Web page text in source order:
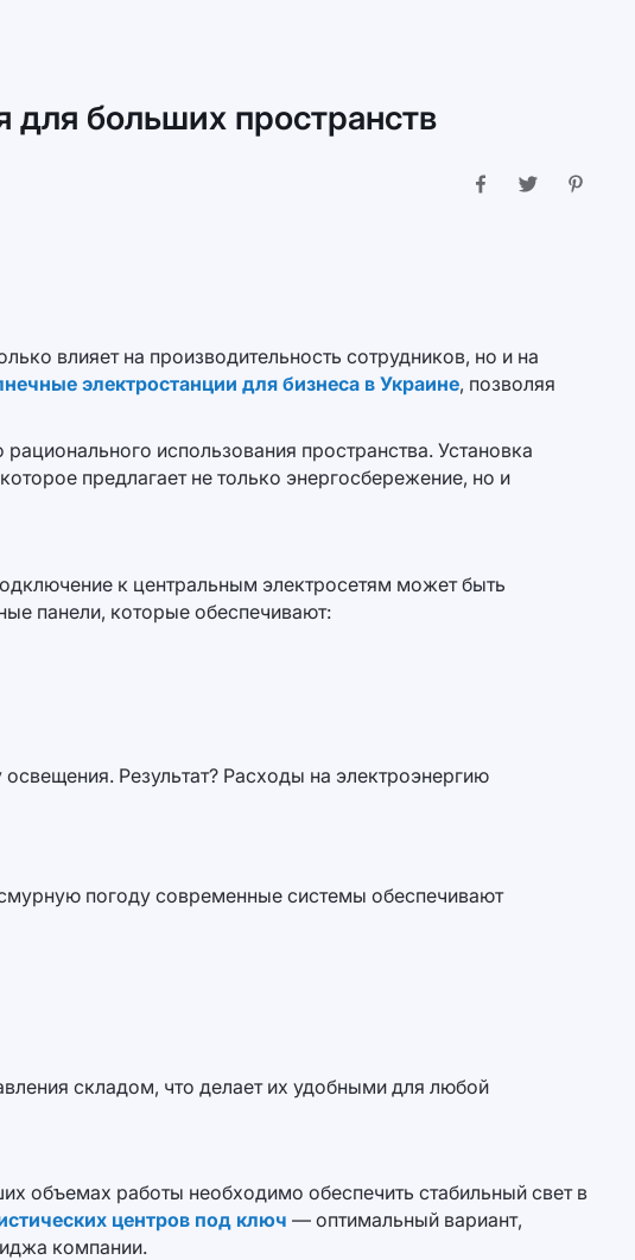
больших пространств
влияет на производительность сотрудников, но и на
электростанции для бизнеса в Украине, позволяя
использования пространства. Установка
предлагает не только энергосбережение, но и
к центральным электросетям может быть
панели, которые обеспечивают:
Результат? Расходы на электроэнергию
погоду современные системы обеспечивают
складом, что делает их удобными для любой
объемах работы необходимо обеспечить стабильный свет в
центров под ключ — оптимальный вариант,
компании.